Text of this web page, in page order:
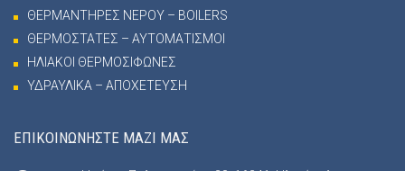
ΘΕΡΜΑΝΤΗΡΕΣ ΝΕΡΟΥ – BOILERS
ΘΕΡΜΟΣΤΑΤΕΣ – ΑΥΤΟΜΑΤΙΣΜΟΙ
ΗΛΙΑΚΟΙ ΘΕΡΜΟΣΙΦΩΝΕΣ
ΥΔΡΑΥΛΙΚΑ – ΑΠΟΧΕΤΕΥΣΗ
ΕΠΙΚΟΙΝΩΝΗΣΤΕ ΜΑΖΙ ΜΑΣ